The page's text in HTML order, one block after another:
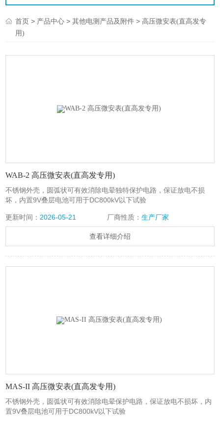
首页 > 产品中心 >其他电测产品及附件 >高压微安表(直高发专
用)
WAB-2 高压微安表(直高发专用)
不锈钢外壳，圆弧状可有效消除电晕独特保护电路，保证放电不损
坏，内置9V叠层电池可用于DC800kV以下试验
更新时间： 2026-05-21 厂商性质： 生产厂家
查看详细介绍
MAS-II 高压微安表(直高发专用)
不锈钢外壳，圆弧状可有效消除电晕保护电路，保证放电不损坏，内
置9V叠层电池可用于DC800kV以下试验